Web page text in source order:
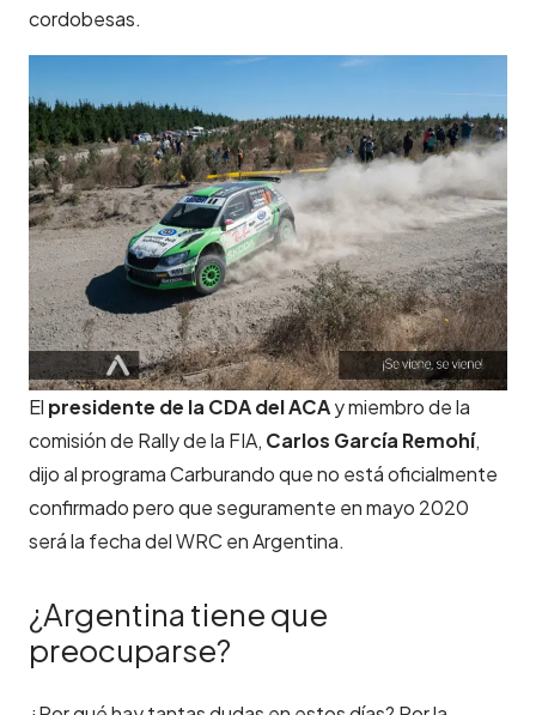
cordobesas.
El presidente de la CDA del ACAy miembro de la
comisión de Rally de la FIA, Carlos García Remohí,
dijo al programa Carburando que no está oficialmente
confirmado pero que seguramente en mayo 2020
será la fecha del WRC en Argentina.
¿Argentina tiene que
preocuparse?